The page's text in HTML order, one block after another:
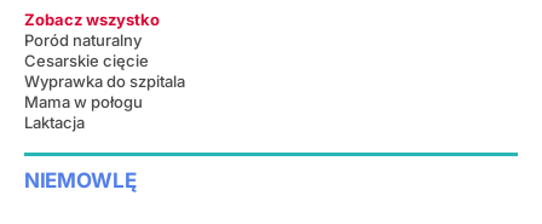
Zobacz wszystko
Poród naturalny
Cesarskie cięcie
Wyprawka do szpitala
Mama w połogu
Laktacja
NIEMOWLĘ